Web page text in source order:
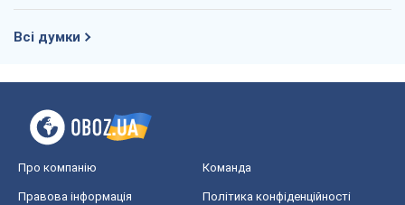
Всі думки
Про компанію Команда
Правова інформація Політика конфіденційності